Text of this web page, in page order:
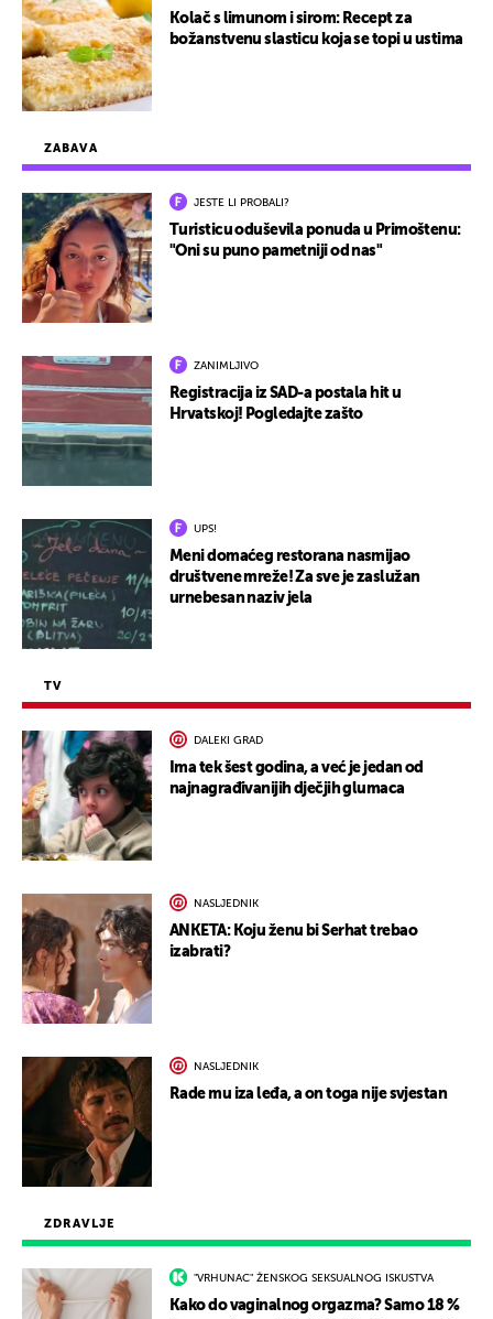
ZDRAVLJE
"VRHUNAC" ŽENSKOG SEKSUALNOG ISKUSTVA
Kako do vaginalnog orgazma? Samo 18 %
ZABAVA
JESTE LI PROBALI?
Turisticu oduševila ponuda u Primoštenu:
"Oni su puno pametniji od nas"
ZANIMLJIVO
Registracija iz SAD-a postala hit u
Hrvatskoj! Pogledajte zašto
UPS!
Meni domaćeg restorana nasmijao
društvene mreže! Za sve je zaslužan
urnebesan naziv jela
TV
DALEKI GRAD
Ima tek šest godina, a već je jedan od
najnagrađivanijih dječjih glumaca
NASLJEDNIK
ANKETA: Koju ženu bi Serhat trebao
izabrati?
NASLJEDNIK
Rade mu iza leđa, a on toga nije svjestan
Kolač s limunom i sirom: Recept za
božanstvenu slasticu koja se topi u ustima